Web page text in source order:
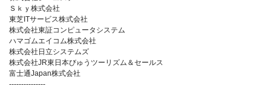
Ｓｋｙ株式会社
東芝ITサービス株式会社
株式会社東証コンピュータシステム
ハマゴムエイコム株式会社
株式会社日立システムズ
株式会社JR東日本びゅうツーリズム＆セールス
富士通Japan株式会社
---------------